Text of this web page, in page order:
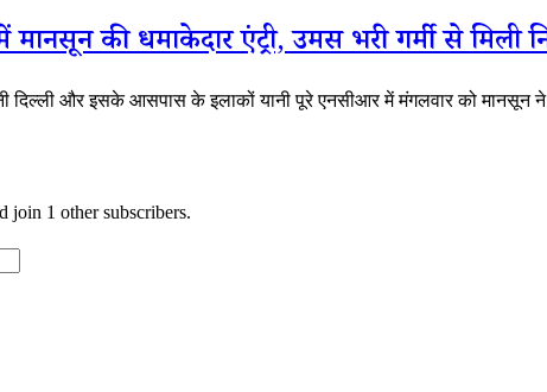
की धमाकेदार एंट्री, उमस भरी गर्मी से
दिल्ली और इसके आसपास के इलाकों यानी पूरे एनसीआर में मंगलवार को मानसून
join 1 other subscribers.